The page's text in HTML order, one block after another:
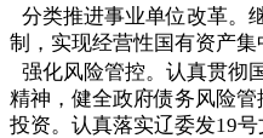
分类推进事业单位改革。
制，实现经营性国有资产集
强化风险管控。认真贯彻
精神，健全政府债务风险
投资。认真落实辽委发19